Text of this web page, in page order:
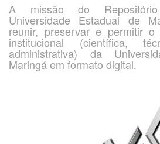
A missão do
Universidade Estadual de
reunir, preservar e permitir
institucional (científica,
administrativa) da
Maringá em formato digital.